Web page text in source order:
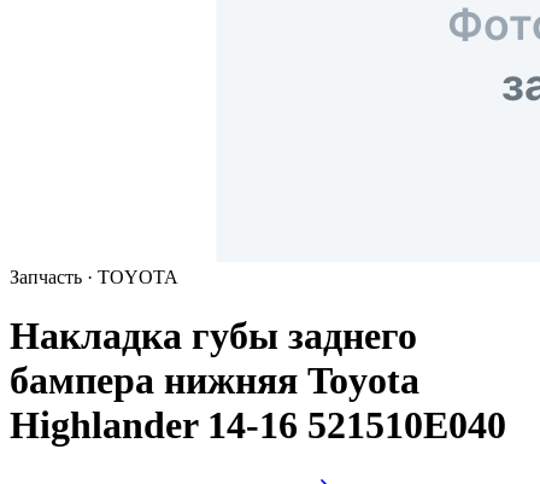
Запчасть · TOYOTA
Накладка губы заднего
бампера нижняя Toyota
Highlander 14-16 521510E040